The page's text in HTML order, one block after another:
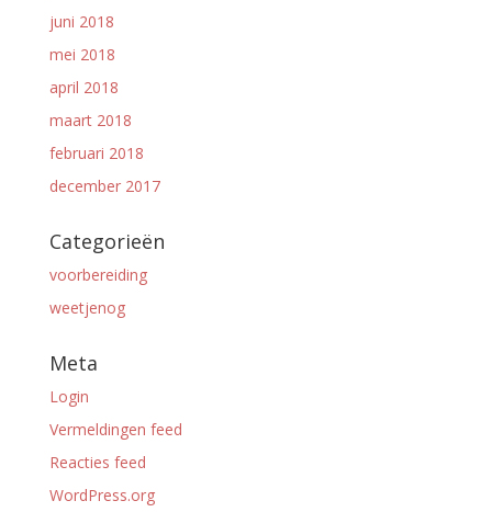
juni 2018
mei 2018
april 2018
maart 2018
februari 2018
december 2017
Categorieën
voorbereiding
weetjenog
Meta
Login
Vermeldingen feed
Reacties feed
WordPress.org